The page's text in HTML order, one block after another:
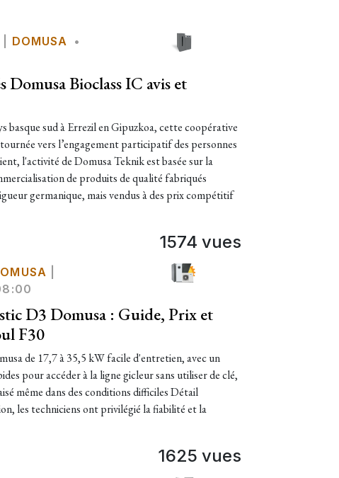
DOMUSA •
Domusa Bioclass IC avis et
basque sud à Errezil en Gipuzkoa, cette coopérative
vers l’engagement participatif des personnes
l'activité de Domusa Teknik est basée sur la
de produits de qualité fabriqués
germanique, mais vendus à des prix compétitif
1574 vues
D3 Domusa : Guide, Prix et
F30
de 17,7 à 35,5 kW facile d'entretien, avec un
pour accéder à la ligne gicleur sans utiliser de clé,
même dans des conditions difficiles Détail
les techniciens ont privilégié la fiabilité et la
1625 vues